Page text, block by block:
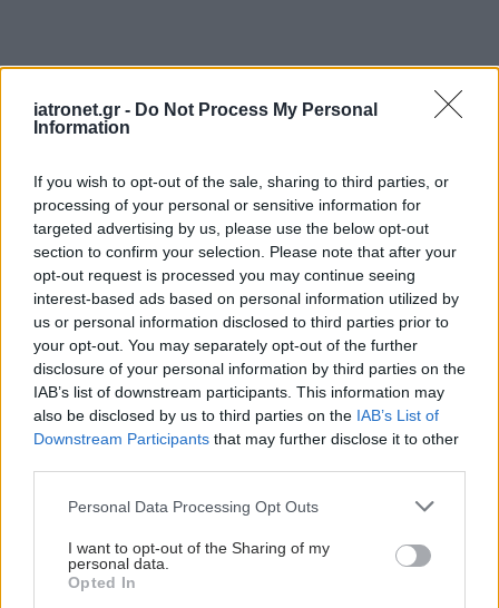
iatronet.gr - Do Not Process My Personal
Information
If you wish to opt-out of the sale, sharing to third parties, or
processing of your personal or sensitive information for
targeted advertising by us, please use the below opt-out
section to confirm your selection. Please note that after your
opt-out request is processed you may continue seeing
interest-based ads based on personal information utilized by
us or personal information disclosed to third parties prior to
your opt-out. You may separately opt-out of the further
disclosure of your personal information by third parties on the
IAB’s list of downstream participants. This information may
also be disclosed by us to third parties on the IAB’s List of
Downstream Participants that may further disclose it to other
Please note that this website/app uses one or more Google
not limited to your visit or usage behaviour. You may click to
grant or deny consent to Google and its third-party tags to
use your data for below specified purposes in below Google
Personal Data Processing Opt Outs
I want to opt-out of the Sharing of my
personal data.
Opted In